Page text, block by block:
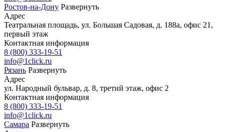
Ростов-на-Дону Развернуть
Адрес
Театральная площадь, ул. Большая Садовая, д. 188а, офис 21,
первый этаж
Контактная информация
8 (800) 333-19-51
info@1click.ru
Рязань Развернуть
Адрес
ул. Народный бульвар, д. 8, третий этаж, офис 2
Контактная информация
8 (800) 333-19-51
info@1click.ru
Самара Развернуть